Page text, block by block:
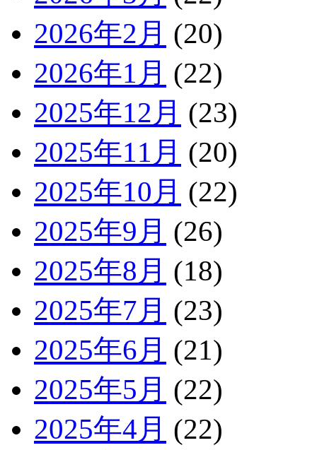
2026年2月 (20)
2026年1月 (22)
2025年12月 (23)
2025年11月 (20)
2025年10月 (22)
2025年9月 (26)
2025年8月 (18)
2025年7月 (23)
2025年6月 (21)
2025年5月 (22)
2025年4月 (22)